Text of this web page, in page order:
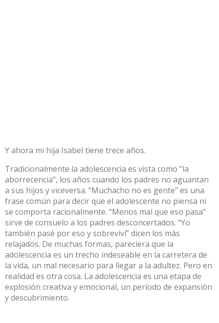
Y ahora mi hija Isabel tiene trece años.
Tradicionalmente la adolescencia es vista como “la
aborrecencia”, los años cuando los padres no aguantan
a sus hijos y viceversa. “Muchacho no es gente” es una
frase común para decir que el adolescente no piensa ni
se comporta racionalmente. “Menos mal que eso pasa”
sirve de consuelo a los padres desconcertados. “Yo
también pasé por eso y sobreviví” dicen los más
relajados. De muchas formas, pareciera que la
adolescencia es un trecho indeseable en la carretera de
la vida, un mal necesario para llegar a la adultez. Pero en
realidad es otra cosa. La adolescencia es una etapa de
explosión creativa y emocional, un período de expansión
y descubrimiento.